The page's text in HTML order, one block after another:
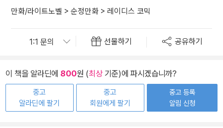
만화/라이트노벨 > 순정만화 > 레이디스 코믹
선물하기 공유하기
이 책을 알라딘에 800원 (최상기준)에 파시겠습니까?
중고
알라딘에 팔기
중고
회원에게 팔기
중고 등록
알림 신청